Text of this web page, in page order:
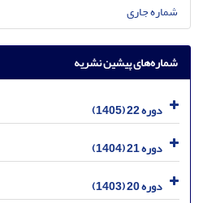
شماره جاری
شماره‌های پیشین نشریه
دوره 22 (1405)
دوره 21 (1404)
دوره 20 (1403)